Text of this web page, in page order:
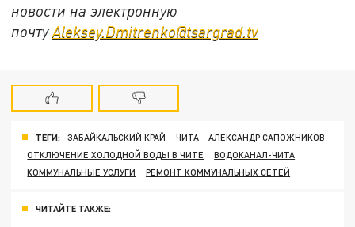
новости на электронную
почтуAleksey.Dmitrenko@tsargrad.tv
ТЕГИ: ЗАБАЙКАЛЬСКИЙ КРАЙ ЧИТА
АЛЕКСАНДР САПОЖНИКОВ
ОТКЛЮЧЕНИЕ ХОЛОДНОЙ ВОДЫ В ЧИТЕ
ВОДОКАНАЛ-ЧИТА
КОММУНАЛЬНЫЕ УСЛУГИ
РЕМОНТ КОММУНАЛЬНЫХ СЕТЕЙ
ЧИТАЙТЕ ТАКЖЕ: